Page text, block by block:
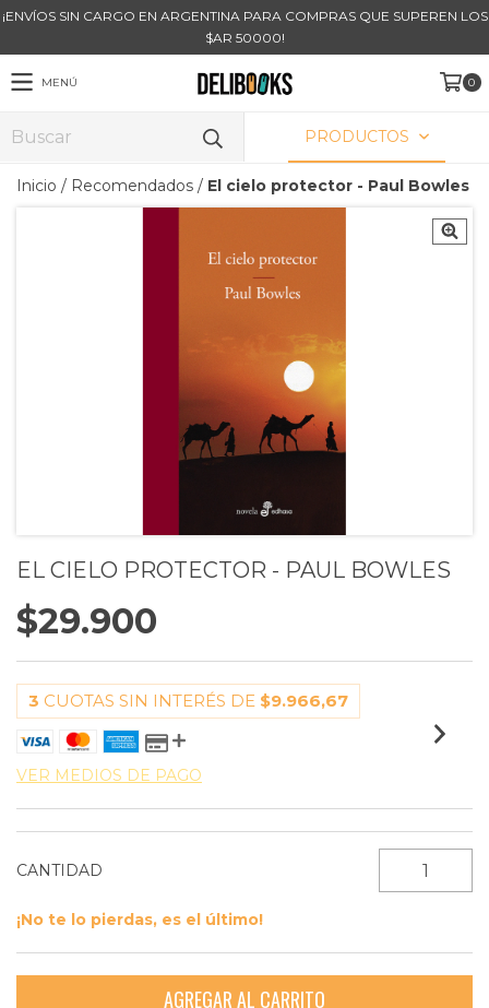
¡ENVÍOS SIN CARGO EN ARGENTINA PARA COMPRAS QUE SUPEREN LOS
$AR 50000!
MENÚ 0
PRODUCTOS
Inicio / Recomendados / El cielo protector - Paul Bowles
EL CIELO PROTECTOR - PAUL BOWLES
$29.900
3 CUOTAS SIN INTERÉS DE $9.966,67
VER MEDIOS DE PAGO
CANTIDAD
¡No te lo pierdas, es el último!